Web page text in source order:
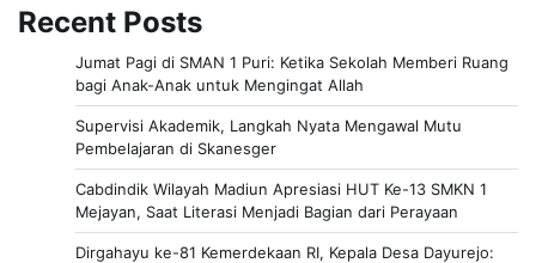
Recent Posts
Jumat Pagi di SMAN 1 Puri: Ketika Sekolah Memberi Ruang
bagi Anak-Anak untuk Mengingat Allah
Supervisi Akademik, Langkah Nyata Mengawal Mutu
Pembelajaran di Skanesger
Cabdindik Wilayah Madiun Apresiasi HUT Ke-13 SMKN 1
Mejayan, Saat Literasi Menjadi Bagian dari Perayaan
Dirgahayu ke-81 Kemerdekaan RI, Kepala Desa Dayurejo: